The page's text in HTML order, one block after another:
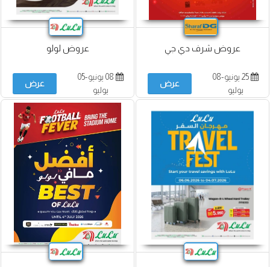
عروض شرف دي جي
25 يونيو-08
يوليو
عرض
عروض لولو
08 يونيو-05
يوليو
عرض